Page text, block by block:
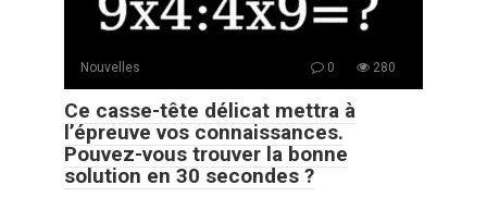
Nouvelles 0 280
Ce casse-tête délicat mettra à
l’épreuve vos connaissances.
Pouvez-vous trouver la bonne
solution en 30 secondes ?